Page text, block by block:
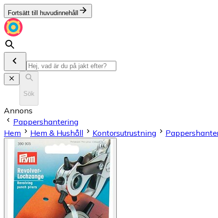
Fortsätt till huvudinnehåll
Sök
Annons
Pappershantering
Hem
Hem & Hushåll Kontorsutrustning